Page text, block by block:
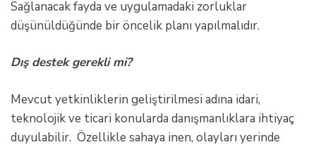
Sağlanacak fayda ve uygulamadaki zorluklar
düşünüldüğünde bir öncelik planı yapılmalıdır.
Dış destek gerekli mi?
Mevcut yetkinliklerin geliştirilmesi adına idari,
teknolojik ve ticari konularda danışmanlıklara ihtiyaç
duyulabilir. Özellikle sahaya inen, olayları yerinde